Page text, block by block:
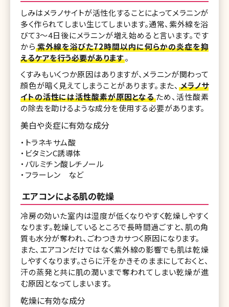
しみはメラノサイトが活性化することによってメラニンが
多く作られてしまい生じてしまいます。通常、紫外線を浴
びて3〜4日後にメラニンが増え始めると言います。です
から紫外線を浴びた72時間以内に何らかの炎症を抑
えるケアを行う必要があります。
くすみもいくつか原因はありますが、メラニンが関わって
顔色が暗く見えてしまうことがあります。また、 メラノサ
イトの活性には活性酸素が原因となるため、活性酸素
の除去を助けるような成分を使用する必要があります。
美白や炎症に有効な成分
・トラネキサム酸
・ビタミンC誘導体
・パルミチン酸レチノール
・フラーレン など
エアコンによる肌の乾燥
冷房の効いた室内は湿度が低くなりやすく乾燥しやすく
なります。乾燥しているところで長時間過ごすと、肌の角
質も水分が奪われ、ごわつきカサつく原因になります。
また、エアコンだけではなく紫外線の影響でも肌は乾燥
しやすくなります。さらに汗をかきそのままにしておくと、
汗の蒸発と共に肌の潤いまで奪われてしまい乾燥が進
む原因となってしまいます。
乾燥に有効な成分